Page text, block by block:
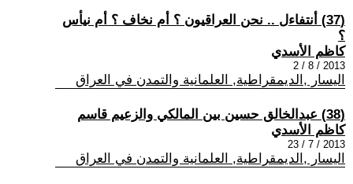
(37) أنتفاءل .. نحن العراقيون ؟ أم نخاف ؟ أم نيأس
؟
كاظم الأسدي
2013 / 8 / 2
اليسار ,الديمقراطية, العلمانية والتمدن في العراق
(38) عبدالخالق حسين بين المالكي والزعيم قاسم
كاظم الأسدي
2013 / 7 / 23
اليسار ,الديمقراطية, العلمانية والتمدن في العراق